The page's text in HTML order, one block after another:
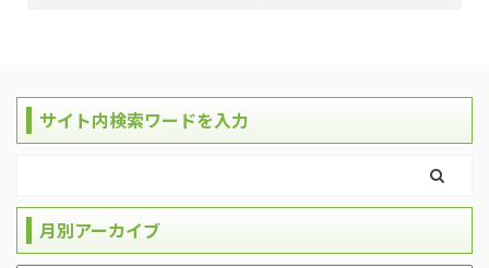
サイト内検索ワードを入力
月別アーカイブ